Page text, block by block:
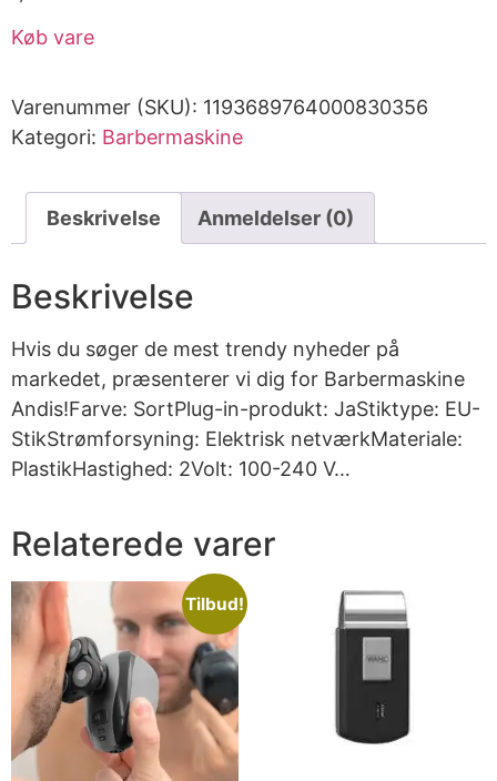
Køb vare
Varenummer (SKU): 1193689764000830356
Kategori: Barbermaskine
Beskrivelse Anmeldelser (0)
Beskrivelse
Hvis du søger de mest trendy nyheder på
markedet, præsenterer vi dig for Barbermaskine
Andis!Farve: SortPlug-in-produkt: JaStiktype: EU-
StikStrømforsyning: Elektrisk netværkMateriale:
PlastikHastighed: 2Volt: 100-240 V…
Relaterede varer
Tilbud!